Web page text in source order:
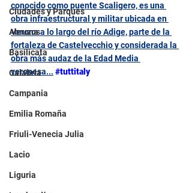
Ciudades y Parques
Abruzos
Basilicata
Calabria
Campania
Emilia Romaña
Friuli-Venecia Julia
Lacio
Liguria
conocido como puente Scaligero, es una
obra infraestructural y militar ubicada en
Verona a lo largo del río Adige, parte de la
fortaleza de Castelvecchio y considerada la
obra más audaz de la Edad Media
veronesa... #tuttitaly